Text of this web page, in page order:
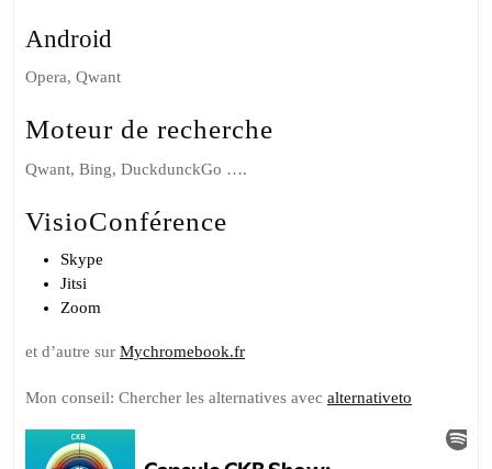
Android
Opera, Qwant
Moteur de recherche
Qwant, Bing, DuckdunckGo ….
VisioConférence
Skype
Jitsi
Zoom
et d’autre sur Mychromebook.fr
Mon conseil: Chercher les alternatives avec alternativeto